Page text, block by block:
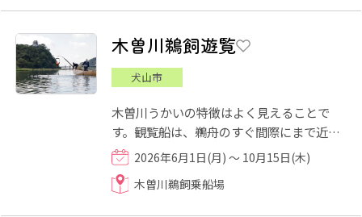
木曽川鵜飼遊覧
犬山市
木曽川うかいの特徴はよく見えることで
す。観覧船は、鵜舟のすぐ間際にまで近づ
きます。時にはかがり火の熱気が頬で感じ
られるほど。鵜も水しぶき...
2026年6月1日(月) ～ 10月15日(木)
木曽川鵜飼乗船場